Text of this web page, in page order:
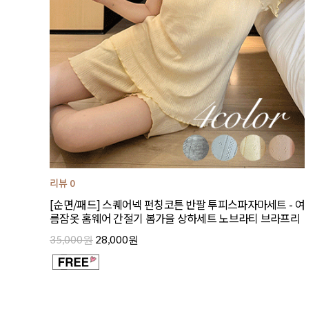
리뷰 0
[순면/패드] 스퀘어넥 펀칭코튼 반팔 투피스파자마세트 - 여
름잠옷 홈웨어 간절기 봄가을 상하세트 노브라티 브라프리
35,000원 28,000원